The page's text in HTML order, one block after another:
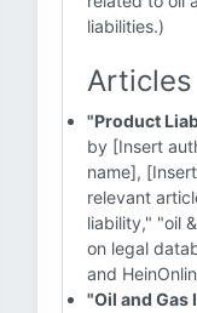
liabilities.)
Articles
"Product
by [Insert
name],
relevant
liability," "oil
on legal
and
"Oil and Gas